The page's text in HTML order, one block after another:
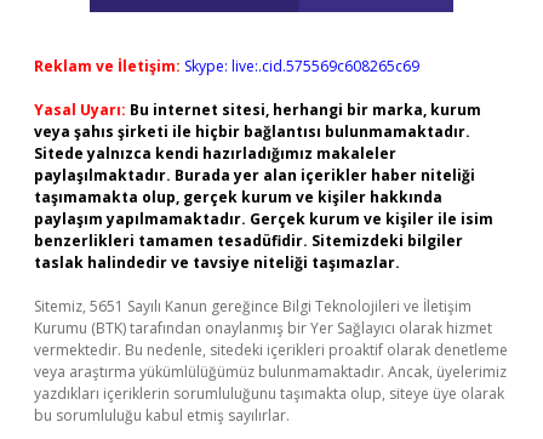
Reklam ve İletişim: Skype: live:.cid.575569c608265c69
Yasal Uyarı: Bu internet sitesi, herhangi bir marka, kurum
veya şahıs şirketi ile hiçbir bağlantısı bulunmamaktadır.
Sitede yalnızca kendi hazırladığımız makaleler
paylaşılmaktadır. Burada yer alan içerikler haber niteliği
taşımamakta olup, gerçek kurum ve kişiler hakkında
paylaşım yapılmamaktadır. Gerçek kurum ve kişiler ile isim
benzerlikleri tamamen tesadüfidir. Sitemizdeki bilgiler
taslak halindedir ve tavsiye niteliği taşımazlar.
Sitemiz, 5651 Sayılı Kanun gereğince Bilgi Teknolojileri ve İletişim
Kurumu (BTK) tarafından onaylanmış bir Yer Sağlayıcı olarak hizmet
vermektedir. Bu nedenle, sitedeki içerikleri proaktif olarak denetleme
veya araştırma yükümlülüğümüz bulunmamaktadır. Ancak, üyelerimiz
yazdıkları içeriklerin sorumluluğunu taşımakta olup, siteye üye olarak
bu sorumluluğu kabul etmiş sayılırlar.